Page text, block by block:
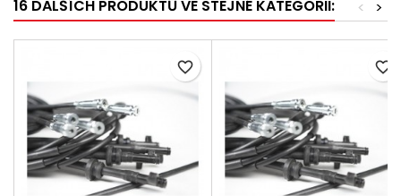
16 DALŠÍCH PRODUKTŮ VE STEJNÉ KATEGORII: >
<
favorite_border favorite_border